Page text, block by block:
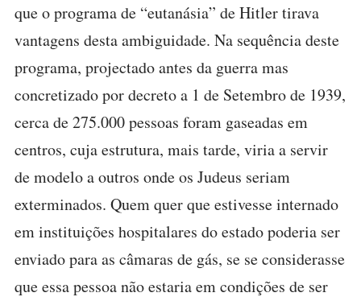
que o programa de “eutanásia” de Hitler tirava
vantagens desta ambiguidade. Na sequência deste
programa, projectado antes da guerra mas
concretizado por decreto a 1 de Setembro de 1939,
cerca de 275.000 pessoas foram gaseadas em
centros, cuja estrutura, mais tarde, viria a servir
de modelo a outros onde os Judeus seriam
exterminados. Quem quer que estivesse internado
em instituições hospitalares do estado poderia ser
enviado para as câmaras de gás, se se considerasse
que essa pessoa não estaria em condições de ser